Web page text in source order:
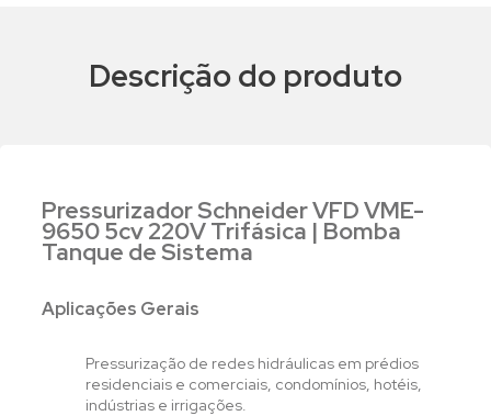
Descrição do produto
Pressurizador Schneider VFD VME-
9650 5cv 220V Trifásica | Bomba
Tanque de Sistema
Aplicações Gerais
Pressurização de redes hidráulicas em prédios
residenciais e comerciais, condomínios, hotéis,
indústrias e irrigações.